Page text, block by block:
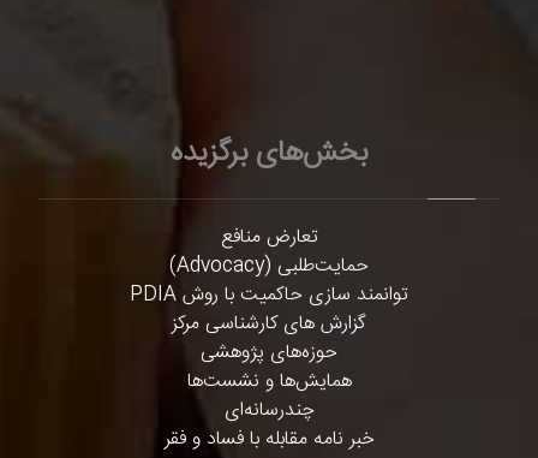
بخش‌های برگزیده
تعارض منافع
حمایت‌طلبی (Advocacy)
توانمند سازی حاکمیت با روش PDIA
گزارش های کارشناسی مرکز
حوزه‌های پژوهشی
همایش‌ها و نشست‌ها
چندرسانه‌ای
خبر نامه مقابله با فساد و فقر